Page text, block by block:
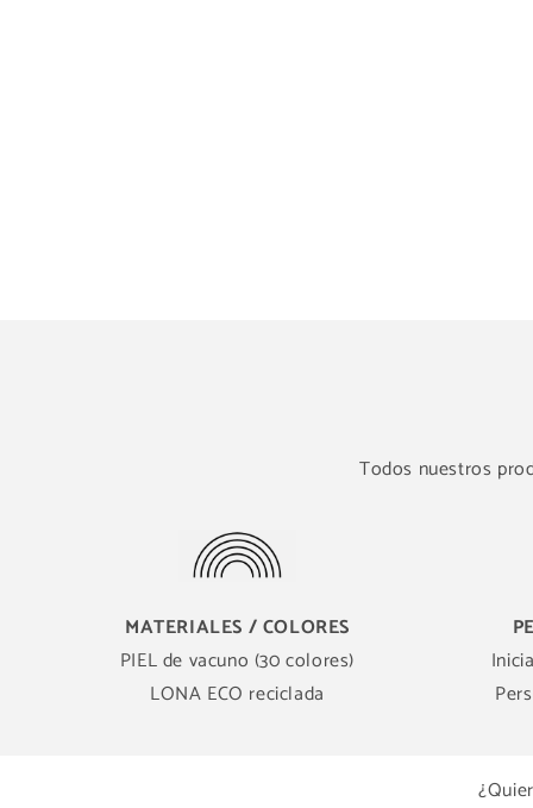
Todos nuestros
MATERIALES / COLORES
PIEL de vacuno (30 colores)
LONA ECO reciclada